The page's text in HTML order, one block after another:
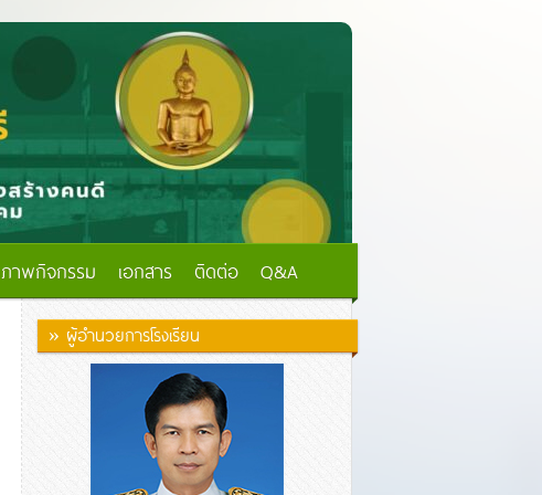
ภาพกิจกรรม เอกสาร ติดต่อ Q&A
» ผู้อำนวยการโรงเรียน